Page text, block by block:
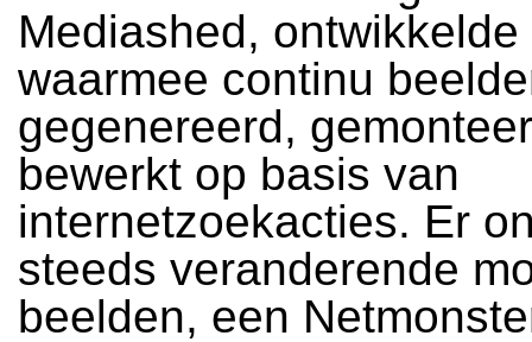
Mediashed,
waarmee continu
gegenereerd,
bewerkt op basis van
internetzoekacties. Er
steeds veranderende
beelden, een